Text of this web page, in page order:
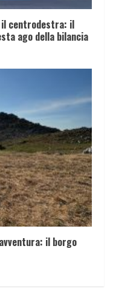
il centrodestra: il
ago della bilancia
il borgo